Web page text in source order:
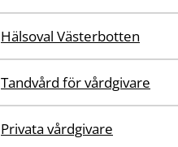
Hälsoval Västerbotten
Tandvård för vårdgivare
Privata vårdgivare